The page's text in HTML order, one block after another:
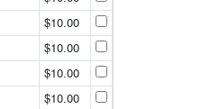
$10.00
$10.00
$10.00
$10.00